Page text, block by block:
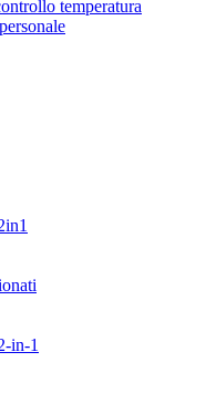
temperatura
in-1